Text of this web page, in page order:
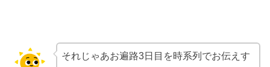
それじゃあお遍路3日目を時系列でお伝えす